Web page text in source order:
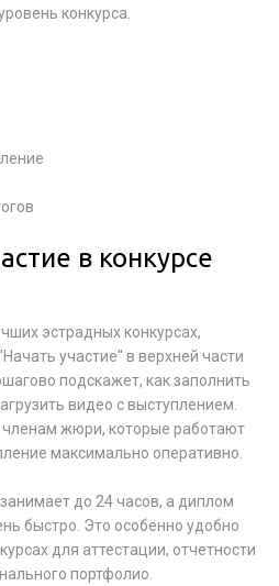
конкурса.
в конкурсе
эстрадных конкурсах,
участие" в верхней части
подскажет, как заполнить
видео с выступлением.
членам жюри, которые работают
максимально оперативно.
до 24 часов, а диплом
быстро. Это особенно удобно
для аттестации, отчетности
портфолио.